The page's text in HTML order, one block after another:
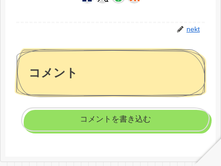
nekt
コメント
コメントを書き込む